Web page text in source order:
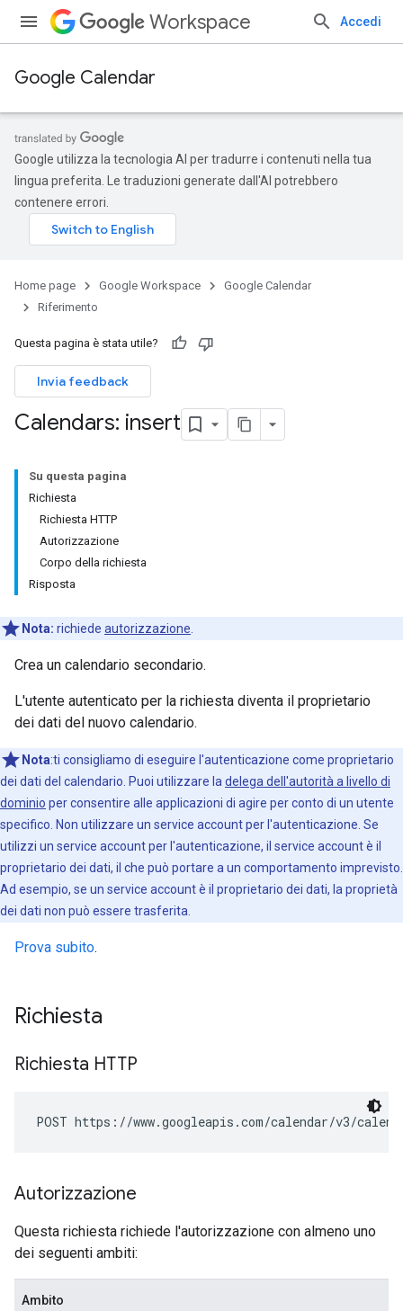
Workspace Accedi
Google Calendar
Google utilizza la tecnologia AI per tradurre i contenuti nella tua
lingua preferita. Le traduzioni generate dall'AI potrebbero
contenere errori.
Home page Google Workspace
Google Calendar
Riferimento
Questa pagina è stata utile?
Invia feedback
Calendars: insert
Su questa pagina
Richiesta
Richiesta HTTP
Autorizzazione
Corpo della richiesta
Risposta
Nota: richiede autorizzazione
Crea un calendario secondario.
L'utente autenticato per la richiesta diventa il proprietario
dei dati del nuovo calendario.
Nota:ti consigliamo di eseguire l'autenticazione come proprietario
dei dati del calendario. Puoi utilizzare la delega dell'autorità a livello di
dominio per consentire alle applicazioni di agire per conto di un utente
specifico. Non utilizzare un service account per l'autenticazione. Se
utilizzi un service account per l'autenticazione, il service account è il
proprietario dei dati, il che può portare a un comportamento imprevisto.
Ad esempio, se un service account è il proprietario dei dati, la proprietà
dei dati non può essere trasferita.
Prova subito.
Richiesta
Richiesta HTTP
POST https://www.googleapis.com/calendar/v3/
Autorizzazione
Questa richiesta richiede l'autorizzazione con almeno uno
dei seguenti ambiti:
Ambito